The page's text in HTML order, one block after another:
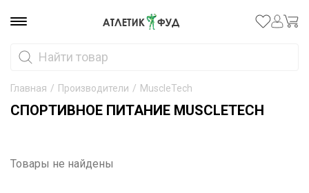
Главная / Производители / MuscleTech
СПОРТИВНОЕ ПИТАНИЕ MUSCLETECH
Товары не найдены